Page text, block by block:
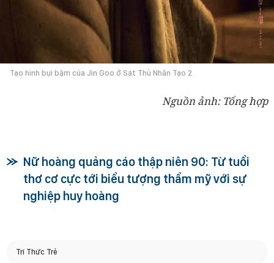
Tạo hình bụi bặm của Jin Goo ở Sát Thủ Nhân Tạo 2
Nguồn ảnh: Tổng hợp
Nữ hoàng quảng cáo thập niên 90: Từ tuổi
thơ cơ cực tới biểu tượng thẩm mỹ với sự
nghiệp huy hoàng
Trí Thức Trẻ